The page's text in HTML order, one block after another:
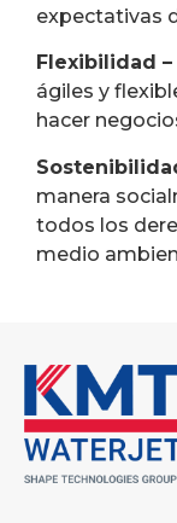
expectativas
Flexibilidad –
ágiles y
hacer
manera
todos los
medio